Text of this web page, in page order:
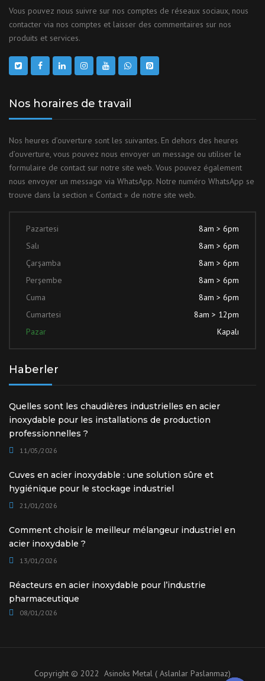
Vous pouvez nous suivre sur nos comptes de réseaux sociaux, nous
contacter via nos comptes et laisser des commentaires sur nos
produits et services.
Nos horaires de travail
Nos heures d’ouverture sont les suivantes. En dehors des heures
d’ouverture, vous pouvez nous envoyer un message ou utiliser le
formulaire de contact sur notre site web. Vous pouvez également
nous envoyer un message via WhatsApp. Notre numéro WhatsApp se
trouve dans la section « Contact » de notre site web.
Pazartesi
8am > 6pm
Salı
8am > 6pm
Çarşamba
8am > 6pm
Perşembe
8am > 6pm
Cuma
8am > 6pm
Cumartesi
8am > 12pm
Pazar
Kapalı
Haberler
Quelles sont les chaudières industrielles en acier
inoxydable pour les installations de production
professionnelles ?
11/05/2026
Cuves en acier inoxydable : une solution sûre et
hygiénique pour le stockage industriel
21/01/2026
Comment choisir le meilleur mélangeur industriel en
acier inoxydable ?
13/01/2026
Réacteurs en acier inoxydable pour l’industrie
pharmaceutique
08/01/2026
Copyright © 2022 Asinoks Metal ( Aslanlar Paslanmaz)